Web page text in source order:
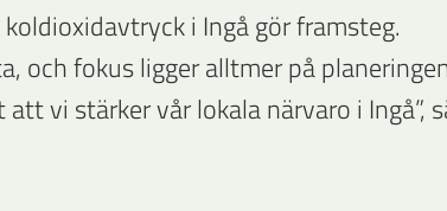
i Ingå gör framsteg.
och fokus ligger alltmer på
vi stärker vår lokala närvaro i Ingå”,